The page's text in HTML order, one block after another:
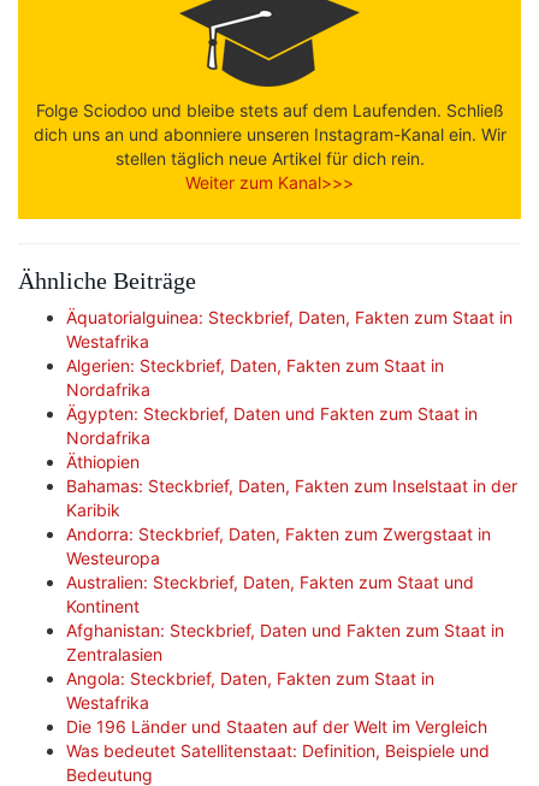
Folge Sciodoo und bleibe stets auf dem Laufenden. Schließ
dich uns an und abonniere unseren Instagram-Kanal ein. Wir
stellen täglich neue Artikel für dich rein.
Weiter zum Kanal>>>
Ähnliche Beiträge
Äquatorialguinea: Steckbrief, Daten, Fakten zum Staat in
Westafrika
Algerien: Steckbrief, Daten, Fakten zum Staat in
Nordafrika
Ägypten: Steckbrief, Daten und Fakten zum Staat in
Nordafrika
Äthiopien
Bahamas: Steckbrief, Daten, Fakten zum Inselstaat in der
Karibik
Andorra: Steckbrief, Daten, Fakten zum Zwergstaat in
Westeuropa
Australien: Steckbrief, Daten, Fakten zum Staat und
Kontinent
Afghanistan: Steckbrief, Daten und Fakten zum Staat in
Zentralasien
Angola: Steckbrief, Daten, Fakten zum Staat in
Westafrika
Die 196 Länder und Staaten auf der Welt im Vergleich
Was bedeutet Satellitenstaat: Definition, Beispiele und
Bedeutung